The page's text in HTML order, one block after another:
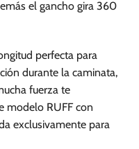
producto
el gancho gira 360
perfecta para
durante la caminata,
fuerza te
modelo RUFF con
exclusivamente para